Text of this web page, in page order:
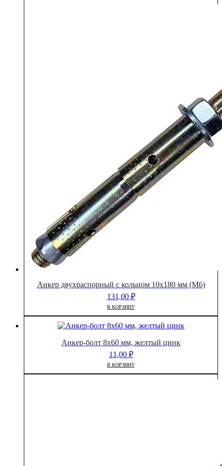
Анкер двухраспорный с кольцом 10х180 мм (М6)
131,00 ₽
В КОРЗИНУ
Анкер-болт 8х60 мм, желтый цинк
11,00 ₽
В КОРЗИНУ